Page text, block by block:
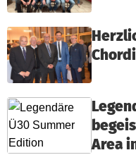
Area